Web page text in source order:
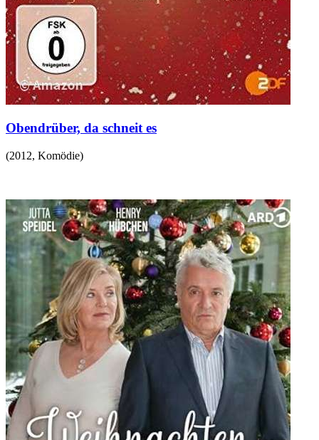
Obendrüber, da schneit es
(2012, Komödie)